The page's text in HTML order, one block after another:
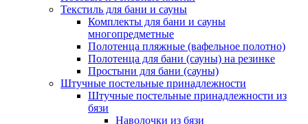
Текстиль для бани и сауны
Комплекты для бани и сауны
многопредметные
Полотенца пляжные (вафельное полотно)
Полотенца для бани (сауны) на резинке
Простыни для бани (сауны)
Штучные постельные принадлежности
Штучные постельные принадлежности из
бязи
Наволочки из бязи